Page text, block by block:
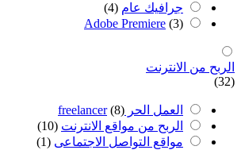
جرافيك عام (4)
Adobe Premiere (3)
الربح من اﻻنترنت
(32)
العمل الحر freelancer (8)
الربح من مواقع الانترنت (10)
مواقع التواصل اﻻجتماعى (1)